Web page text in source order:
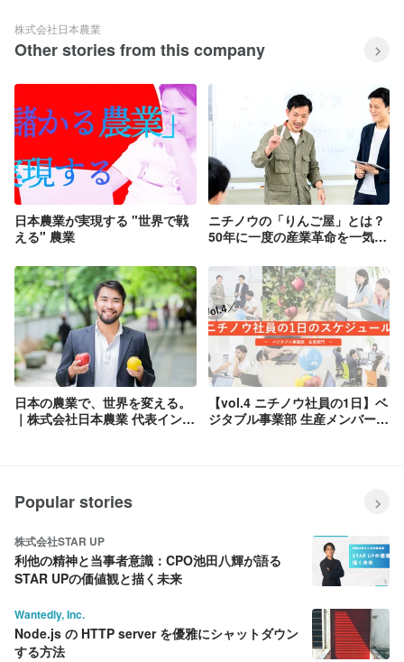
株式会社日本農業
Other stories from this company
日本農業が実現する "世界で戦
える" 農業
ニチノウの「りんご屋」とは？
50年に一度の産業革命を一気通
日本の農業で、世界を変える。
｜株式会社日本農業 代表インタ
【vol.4 ニチノウ社員の1日】ベ
ジタブル事業部 生産メンバーの
Popular stories
株式会社STAR UP
利他の精神と当事者意識：CPO池田八輝が語る
STAR UPの価値観と描く未来
Wantedly, Inc.
Node.js の HTTP server を優雅にシャットダウン
する方法